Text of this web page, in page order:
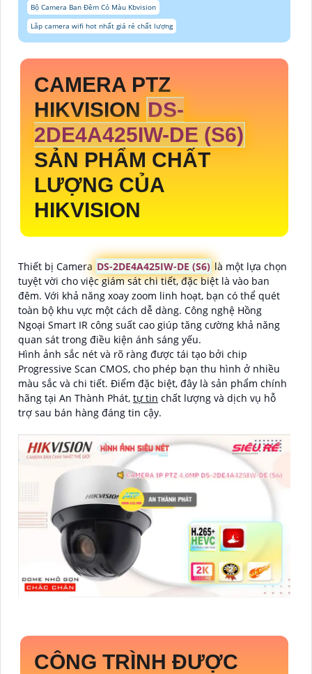
Bộ Camera Ban Đêm Có Màu Kbvision
Lắp camera wifi hot nhất giá rẻ chất lượng
CAMERA PTZ
HIKVISION DS-
2DE4A425IW-DE (S6)
SẢN PHẨM CHẤT
LƯỢNG CỦA
HIKVISION
Thiết bị Camera DS-2DE4A425IW-DE (S6) là một lựa chọn
tuyệt vời cho việc giám sát chi tiết, đặc biệt là vào ban
đêm. Với khả năng xoay zoom linh hoạt, bạn có thể quét
toàn bộ khu vực một cách dễ dàng. Công nghệ Hồng
Ngoại Smart IR công suất cao giúp tăng cường khả năng
quan sát trong điều kiện ánh sáng yếu.
Hình ảnh sắc nét và rõ ràng được tái tạo bởi chip
Progressive Scan CMOS, cho phép bạn thu hình ở nhiều
màu sắc và chi tiết. Điểm đặc biệt, đây là sản phẩm chính
hãng tại An Thành Phát, tự tin chất lượng và dịch vụ hỗ
trợ sau bán hàng đáng tin cậy.
CÔNG TRÌNH ĐƯỢC